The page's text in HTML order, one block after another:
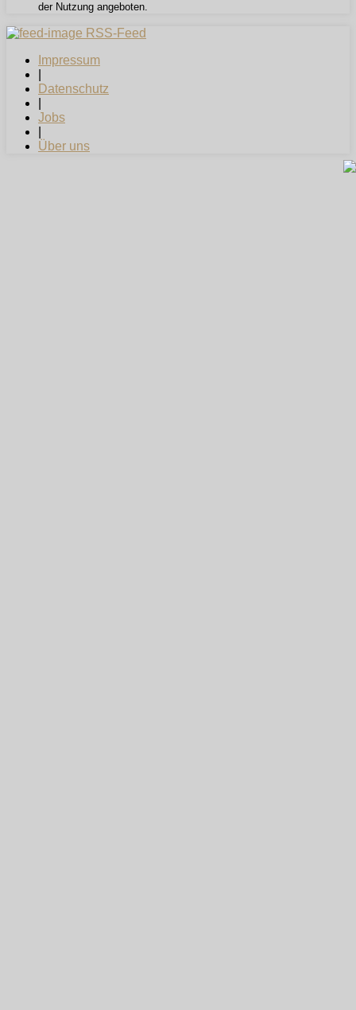
der Nutzung angeboten.
RSS-Feed
Impressum
Datenschutz
Jobs
Über uns